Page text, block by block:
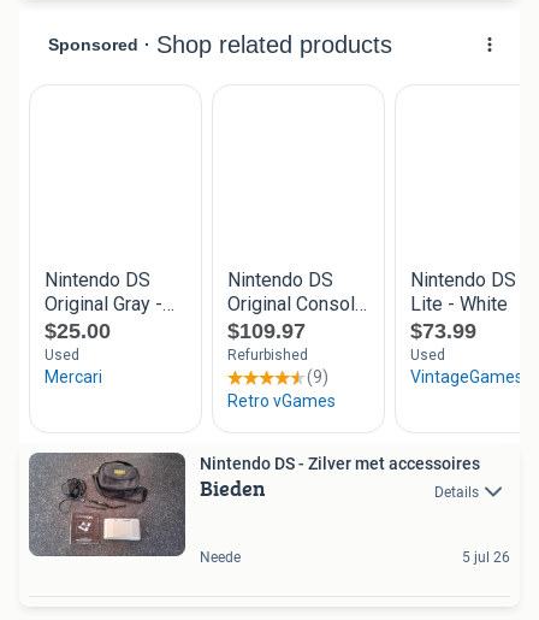
Nintendo DS - Zilver met accessoires
Bieden Details
Neede 5 jul 26